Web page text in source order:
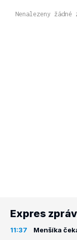
Nenalezeny žádné
Expres
11:37 Menšíka